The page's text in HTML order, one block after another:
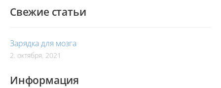
Свежие статьи
Зарядка для мозга
2. октября. 2021
Информация